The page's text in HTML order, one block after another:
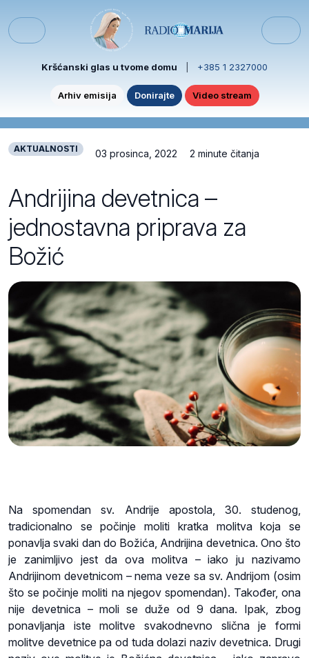
Menu
Kršćanski glas u tvome domu +385 1 2327000
Arhiv emisija Donirajte Video stream
AKTUALNOSTI 03 prosinca, 2022 2 minute čitanja
Andrijina devetnica –
jednostavna priprava za
Božić
Na spomendan sv. Andrije apostola, 30. studenog,
tradicionalno se počinje moliti kratka molitva koja se
ponavlja svaki dan do Božića, Andrijina devetnica. Ono što
je zanimljivo jest da ova molitva – iako ju nazivamo
Andrijinom devetnicom – nema veze sa sv. Andrijom (osim
što se počinje moliti na njegov spomendan). Također, ona
nije devetnica – moli se duže od 9 dana. Ipak, zbog
ponavljanja iste molitve svakodnevno slična je formi
molitve devetnice pa od tuda dolazi naziv devetnica. Drugi